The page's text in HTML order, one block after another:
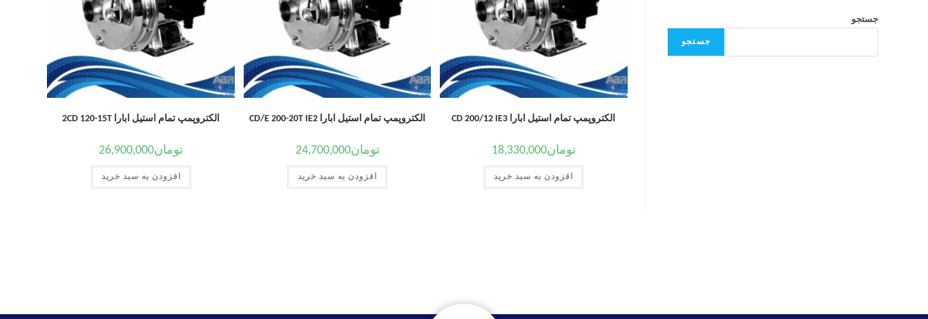
الکتروپمپ تمام استیل ابارا CD 200/12 IE3
تومان18,330,000
افزودن به سبد خرید
الکتروپمپ تمام استیل ابارا CD/E 200-20T IE2
تومان24,700,000
افزودن به سبد خرید
الکتروپمپ تمام استیل ابارا 2CD 120-15T
تومان26,900,000
افزودن به سبد خرید
جستجو
جستجو